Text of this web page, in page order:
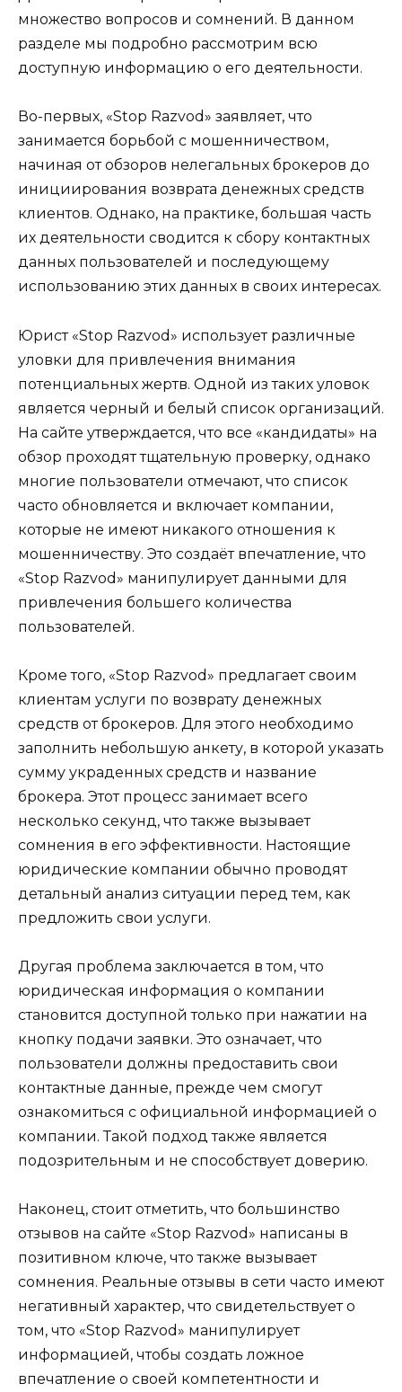
множество вопросов и сомнений. В данном
разделе мы подробно рассмотрим всю
доступную информацию о его деятельности.
Во-первых, «Stop Razvod» заявляет, что
занимается борьбой с мошенничеством,
начиная от обзоров нелегальных брокеров до
инициирования возврата денежных средств
клиентов. Однако, на практике, большая часть
их деятельности сводится к сбору контактных
данных пользователей и последующему
использованию этих данных в своих интересах.
Юрист «Stop Razvod» использует различные
уловки для привлечения внимания
потенциальных жертв. Одной из таких уловок
является черный и белый список организаций.
На сайте утверждается, что все «кандидаты» на
обзор проходят тщательную проверку, однако
многие пользователи отмечают, что список
часто обновляется и включает компании,
которые не имеют никакого отношения к
мошенничеству. Это создаёт впечатление, что
«Stop Razvod» манипулирует данными для
привлечения большего количества
пользователей.
Кроме того, «Stop Razvod» предлагает своим
клиентам услуги по возврату денежных
средств от брокеров. Для этого необходимо
заполнить небольшую анкету, в которой указать
сумму украденных средств и название
брокера. Этот процесс занимает всего
несколько секунд, что также вызывает
сомнения в его эффективности. Настоящие
юридические компании обычно проводят
детальный анализ ситуации перед тем, как
предложить свои услуги.
Другая проблема заключается в том, что
юридическая информация о компании
становится доступной только при нажатии на
кнопку подачи заявки. Это означает, что
пользователи должны предоставить свои
контактные данные, прежде чем смогут
ознакомиться с официальной информацией о
компании. Такой подход также является
подозрительным и не способствует доверию.
Наконец, стоит отметить, что большинство
отзывов на сайте «Stop Razvod» написаны в
позитивном ключе, что также вызывает
сомнения. Реальные отзывы в сети часто имеют
негативный характер, что свидетельствует о
том, что «Stop Razvod» манипулирует
информацией, чтобы создать ложное
впечатление о своей компетентности и